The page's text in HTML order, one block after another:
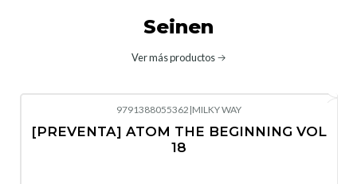
Seinen
Ver más productos
9791388055362 |MILKY WAY
[PREVENTA] ATOM THE BEGINNING VOL
18